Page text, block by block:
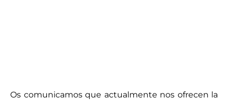
Os comunicamos que actualmente nos ofrecen la